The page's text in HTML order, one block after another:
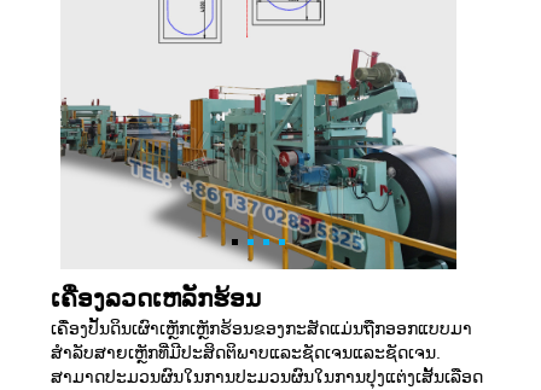
ເຄື່ອງລວດເຫລັກຮ້ອນ
ເຄື່ອງປັ້ນດິນເຜົາເຫຼັກເຫຼັກຮ້ອນຂອງກະສັດແມ່ນຖືກອອກແບບມາ
ສໍາລັບສາຍເຫຼັກທີ່ມີປະສິດຕິພາບແລະຊັດເຈນແລະຊັດເຈນ.
ສາມາດປະມວນຜົນໃນການປະມວນຜົນໃນການປຸງແຕ່ງເສັ້ນເລືອດ